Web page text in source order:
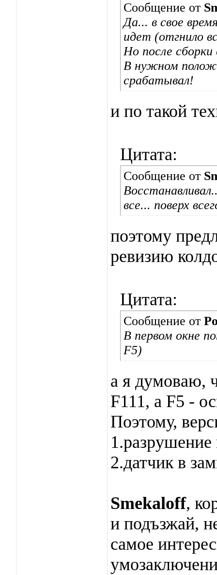
Сообщение от
Да... в свое
идет (отгнило
Но после
В нужном
срабатывал!
и по такой
Цитата:
Сообщение от
все... поверх
поэтому
ревизию
Цитата:
Сообщение от
В первом окне
F5)
а я думоваю,
F111, а F5 -
Поэтому,
2.датчик в
Smekaloff,
и подъзжай,
самое